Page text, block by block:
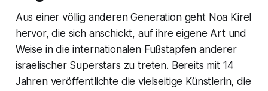
Aus einer völlig anderen Generation geht Noa Kirel
hervor, die sich anschickt, auf ihre eigene Art und
Weise in die internationalen Fußstapfen anderer
israelischer Superstars zu treten. Bereits mit 14
Jahren veröffentlichte die vielseitige Künstlerin, die